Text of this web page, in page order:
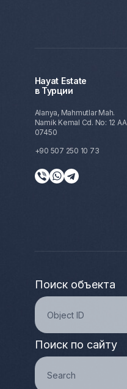
Hayat Estate
в Турции
Alanya, Mahmutlar Mah.
Namik Kemal Cd. No: 12 AA
07450
+90 507 250 10 73
Поиск объекта
Поиск по сайту